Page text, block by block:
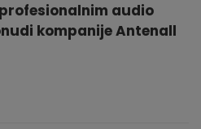
audio
kompanije Antenall